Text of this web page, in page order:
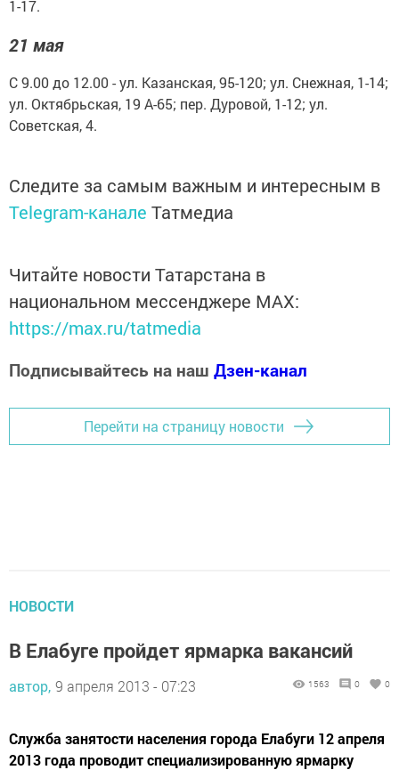
1-17.
21 мая
С 9.00 до 12.00 - ул. Казанская, 95-120; ул. Снежная, 1-14;
ул. Октябрьская, 19 А-65; пер. Дуровой, 1-12; ул.
Советская, 4.
Следите за самым важным и интересным в
Telegram-канале Татмедиа
Читайте новости Татарстана в
национальном мессенджере MАХ:
https://max.ru/tatmedia
Подписывайтесь на наш Дзен-канал
Перейти на страницу новости
НОВОСТИ
В Елабуге пройдет ярмарка вакансий
автор, 9 апреля 2013 - 07:23 1563 0 0
Служба занятости населения города Елабуги 12 апреля
2013 года проводит специализированную ярмарку